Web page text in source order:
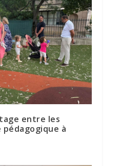
entre les
pédagogique à